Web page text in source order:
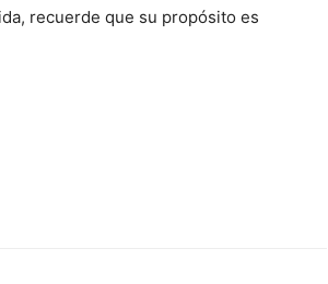
recuerde que su propósito es